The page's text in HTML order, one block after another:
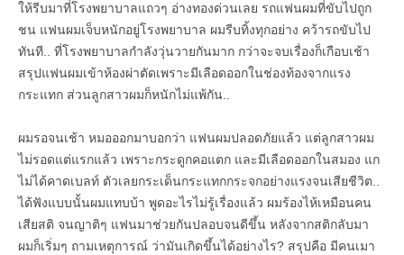
ให้รีบมาที่โรงพยาบาลแถวๆ อ่างทองด่วนเลย รถแฟนผมที่ขับไปถูก
ชน แฟนผมเจ็บหนักอยู่โรงพยาบาล ผมรีบทิ้งทุกอย่าง คว้ารถขับไป
ทันที.. ที่โรงพยาบาลกำลังวุ่นวายกันมาก กว่าจะจบเรื่องก็เกือบเช้า
สรุปแฟนผมเข้าห้องผ่าตัดเพราะมีเลือดออกในช่องท้องจากแรง
กระแทก ส่วนลูกสาวผมก็หนักไม่แพ้กัน..
ผมรอจนเช้า หมอออกมาบอกว่า แฟนผมปลอดภัยแล้ว แต่ลูกสาวผม
ไม่รอดแต่แรกแล้ว เพราะกระดูกคอแตก และมีเลือดออกในสมอง แก
ไม่ได้คาดเบลท์ ตัวเลยกระเด็นกระแทกกระจกอย่างแรงจนเสียชีวิต..
ได้ฟังแบบนั้นผมแทบบ้า พูดอะไรไม่รู้เรื่องแล้ว ผมร้องไห้เหมือนคน
เสียสติ จนญาติๆ แฟนมาช่วยกันปลอบจนดีขึ้น หลังจากสติกลับมา
ผมก็เริ่มๆ ถามเหตุการณ์ ว่ามันเกิดขึ้นได้อย่างไร? สรุปคือ มีคนเมา